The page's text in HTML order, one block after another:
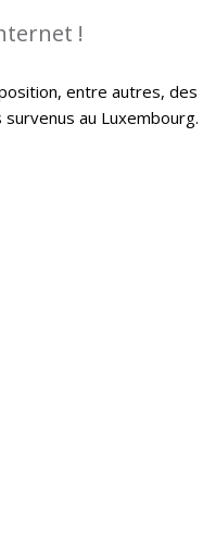
!
entre autres, des
au Luxembourg.